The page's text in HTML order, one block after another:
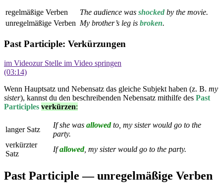
regelmäßige Verben The audience was shocked by the movie.
unregelmäßige Verben My brother’s leg is broken.
Past Participle: Verkürzungen
im Videozur Stelle im Video springen
(03:14)
Wenn Hauptsatz und Nebensatz das gleiche Subjekt haben (z. B. my
sister), kannst du den beschreibenden Nebensatz mithilfe des Past
Participles verkürzen:
langer Satz
If she was allowedto, my sister would go to the
party.
verkürzter
Satz
Ifallowed, my sister would go to the party.
Past Participle — unregelmäßige Verben